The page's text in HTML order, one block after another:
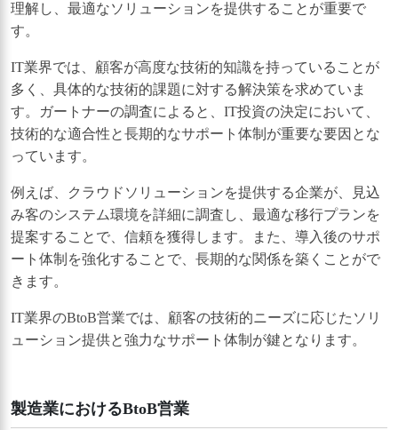
理解し、最適なソリューションを提供することが重要で
す。
IT業界では、顧客が高度な技術的知識を持っていることが
多く、具体的な技術的課題に対する解決策を求めていま
す。ガートナーの調査によると、IT投資の決定において、
技術的な適合性と長期的なサポート体制が重要な要因とな
っています。
例えば、クラウドソリューションを提供する企業が、見込
み客のシステム環境を詳細に調査し、最適な移行プランを
提案することで、信頼を獲得します。また、導入後のサポ
ート体制を強化することで、長期的な関係を築くことがで
きます。
IT業界のBtoB営業では、顧客の技術的ニーズに応じたソリ
ューション提供と強力なサポート体制が鍵となります。
製造業におけるBtoB営業